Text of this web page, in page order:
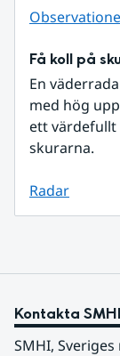
Få koll på
En
med hög
ett värdefullt
skurarna.
Radar
Kontakta SMHI
SMHI,